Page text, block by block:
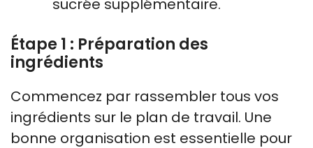
sucrée supplémentaire.
Étape 1 : Préparation des
ingrédients
Commencez par rassembler tous vos
ingrédients sur le plan de travail. Une
bonne organisation est essentielle pour